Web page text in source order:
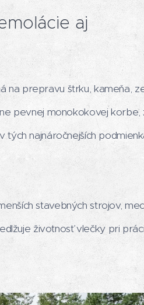
aj
na prepravu štrku, kameňa,
pevnej monokokovej korbe,
najnáročnejších
stavebných strojov,
životnosť vlečky pri